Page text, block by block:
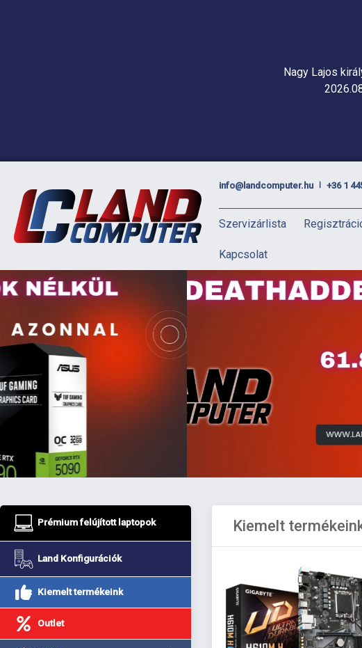
Nagy Lajos
info@landcomputer.hu +36 1
Szervizárlista
Kapcsolat
Prémium felújított laptopok
Land Konfigurációk
Kiemelt termékeink
Outlet
Kiemelt